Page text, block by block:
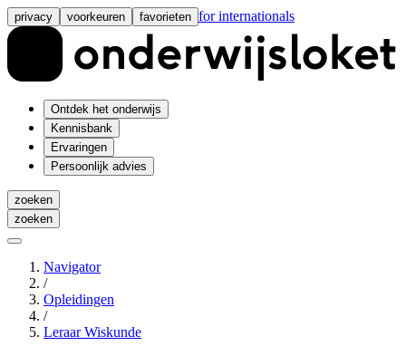
privacy voorkeuren favorieten for internationals
Ontdek het onderwijs
Kennisbank
Ervaringen
Persoonlijk advies
zoeken
zoeken
Navigator
/
Opleidingen
/
Leraar Wiskunde